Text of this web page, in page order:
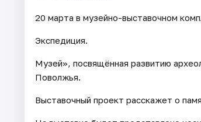
20 марта в музейно-выставочном
Экспедиция.
Музей», посвящённая развитию
Поволжья.
Выставочный проект расскажет о